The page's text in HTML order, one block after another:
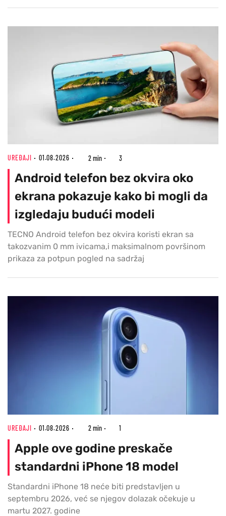
UREĐAJI 01.08.2026 2 min 3
Android telefon bez okvira oko
ekrana pokazuje kako bi mogli da
izgledaju budući modeli
TECNO Android telefon bez okvira koristi ekran sa
takozvanim 0 mm ivicama,i maksimalnom površinom
prikaza za potpun pogled na sadržaj
UREĐAJI 01.08.2026 2 min 1
Apple ove godine preskače
standardni iPhone 18 model
Standardni iPhone 18 neće biti predstavljen u
septembru 2026, već se njegov dolazak očekuje u
martu 2027. godine